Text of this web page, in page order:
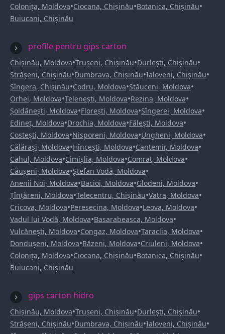
Colonița, Moldova•Ciocana, Chișinău•Botanica, Chișinău•
Buiucani, Chișinău
profile pentru gips carton
Chișinău, Moldova•Trușeni, Chișinău•Durlești, Chișinău•
Strășeni, Chișinău•Dumbrava, Chișinău•Ialoveni, Chișinău•
Sîngera, Chișinău•Codru, Moldova•Stăuceni, Moldova•
Orhei, Moldova•Telenești, Moldova•Rezina, Moldova•
Șoldănești, Moldova•Florești, Moldova•Sîngerei, Moldova•
Edineț, Moldova•Drochia, Moldova•Fălești, Moldova•
Costești, Moldova•Nisporeni, Moldova•Ungheni, Moldova•
Călărași, Moldova•Hîncești, Moldova•Cantemir, Moldova•
Cahul, Moldova•Cimișlia, Moldova•Comrat, Moldova•
Căușeni, Moldova•Ștefan Vodă, Moldova•
Anenii Noi, Moldova•Bacioi, Moldova•Glodeni, Moldova•
Țînțăreni, Moldova•Telecentru, Chișinău•Vatra, Moldova•
Cricova, Moldova•Peresecina, Moldova•Leova, Moldova•
Vadul lui Vodă, Moldova•Basarabeasca, Moldova•
Vulcănești, Moldova•Congaz, Moldova•Taraclia, Moldova•
Dondușeni, Moldova•Răzeni, Moldova•Criuleni, Moldova•
Colonița, Moldova•Ciocana, Chișinău•Botanica, Chișinău•
Buiucani, Chișinău
gips carton hidro
Chișinău, Moldova•Trușeni, Chișinău•Durlești, Chișinău•
Strășeni, Chișinău•Dumbrava, Chișinău•Ialoveni, Chișinău•